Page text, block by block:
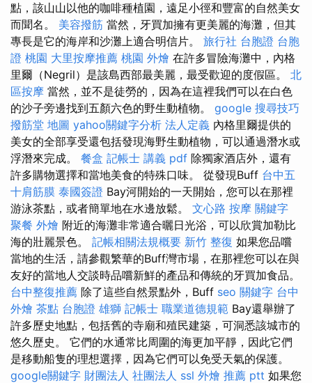
點，該山山以他的咖啡種植園，遠足小徑和豐富的自然美女
而聞名。 美容撥筋 當然，牙買加擁有更美麗的海灘，但其
專長是它的海岸和沙灘上適合明信片。 旅行社 台胞證 台胞
證 桃園 大里按摩推薦 桃園 外燴 在許多冒險海灘中，內格
里爾（Negril）是該島西部最美麗，最受歡迎的度假區。 北
區按摩 當然，並不是徒勞的，因為在這裡我們可以在白色
的沙子旁邊找到五顏六色的野生動植物。 google 搜尋技巧
撥筋堂 地圖 yahoo關鍵字分析 法人定義 內格里爾提供的
美女的全部享受還包括發現海野生動植物，可以通過潛水或
浮潛來完成。 餐盒 記帳士 講義 pdf 除獨家酒店外，還有
許多購物選擇和當地美食的特殊口味。 從發現Buff 台中五
十肩筋膜 泰國簽證 Bay河開始的一天開始，您可以在那裡
游泳茶點，或者簡單地在水邊放鬆。 文心路 按摩 關鍵字
聚餐 外燴 附近的海灘非常適合曬日光浴，可以欣賞加勒比
海的壯麗景色。 記帳相關法規概要 新竹 整復 如果您品嚐
當地的生活，請參觀繁華的Buff灣市場，在那裡您可以在與
友好的當地人交談時品嚐新鮮的產品和傳統的牙買加食品。
台中整復推薦 除了這些自然景點外，Buff seo 關鍵字 台中
外燴 茶點 台胞證 雄獅 記帳士 職業道德規範 Bay還舉辦了
許多歷史地點，包括舊的寺廟和殖民建築，可洞悉該城市的
悠久歷史。 它們的水通常比周圍的海更加平靜，因此它們
是移動船隻的理想選擇，因為它們可以免受天氣的保護。
google關鍵字 財團法人 社團法人 ssl 外燴 推薦 ptt 如果您